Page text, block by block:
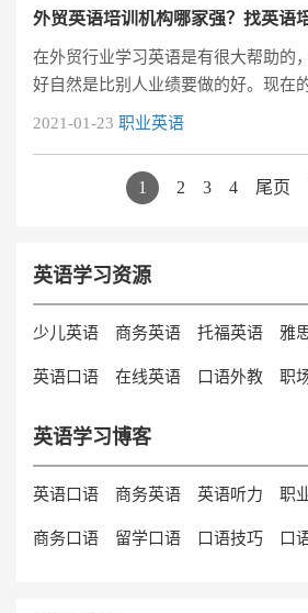
语培训机构了，找一家专业的英语机
在外贸行业学习英语是有很大帮助的
好自然是比别人业绩要做的好。现在
非常大，想要脱颖而出就要不断的提
2021-01-23 职业英语
1 2 3 4 尾页
英语学习资源
少儿英语 商务英语 托福英语 雅
英语口语 在线英语 口语外教 职
英语学习博客
英语口语 商务英语 英语听力 职
商务口语 留学口语 口语技巧 口